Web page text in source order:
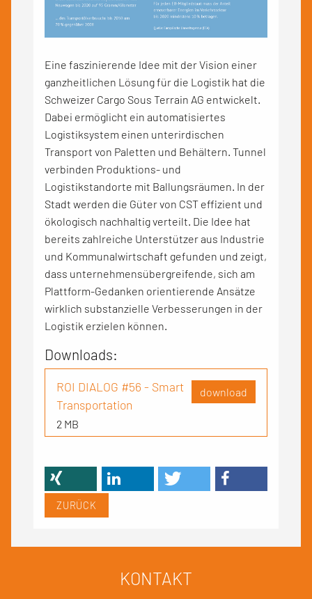
Eine faszinierende Idee mit der Vision einer
ganzheitlichen Lösung für die Logistik hat die
Schweizer Cargo Sous Terrain AG entwickelt.
Dabei ermöglicht ein automatisiertes
Logistiksystem einen unterirdischen
Transport von Paletten und Behältern. Tunnel
verbinden Produktions- und
Logistikstandorte mit Ballungsräumen. In der
Stadt werden die Güter von CST effizient und
ökologisch nachhaltig verteilt. Die Idee hat
bereits zahlreiche Unterstützer aus Industrie
und Kommunalwirtschaft gefunden und zeigt,
dass unternehmensübergreifende, sich am
Plattform-Gedanken orientierende Ansätze
wirklich substanzielle Verbesserungen in der
Logistik erzielen können.
Downloads:
ROI DIALOG #56 - Smart
Transportation
2 MB
download
ZURÜCK
KONTAKT